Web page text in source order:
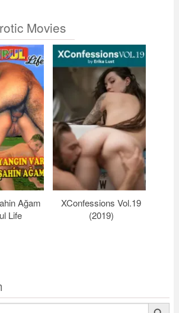
Movies
Ağam
Life
XConfessions Vol.19
(2019)
Search Button